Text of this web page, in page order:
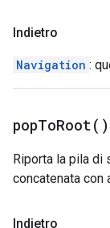
Indietro
Navigation :
popToRoot( )
Riporta la pila di
concatenata con
Indietro